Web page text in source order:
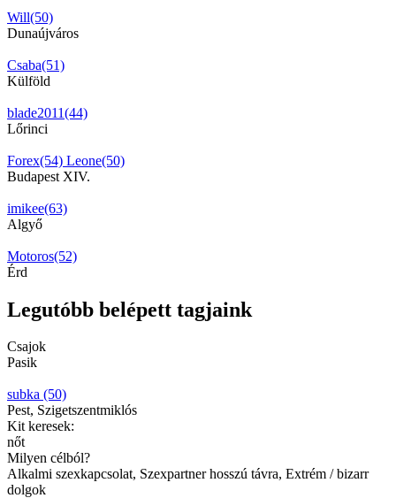
Will(50)
Dunaújváros
Csaba(51)
Külföld
blade2011(44)
Lőrinci
Forex(54) Leone(50)
Budapest XIV.
imikee(63)
Algyő
Motoros(52)
Érd
Legutóbb belépett tagjaink
Csajok
Pasik
subka (50)
Pest, Szigetszentmiklós
Kit keresek:
nőt
Milyen célból?
Alkalmi szexkapcsolat, Szexpartner hosszú távra, Extrém / bizarr
dolgok